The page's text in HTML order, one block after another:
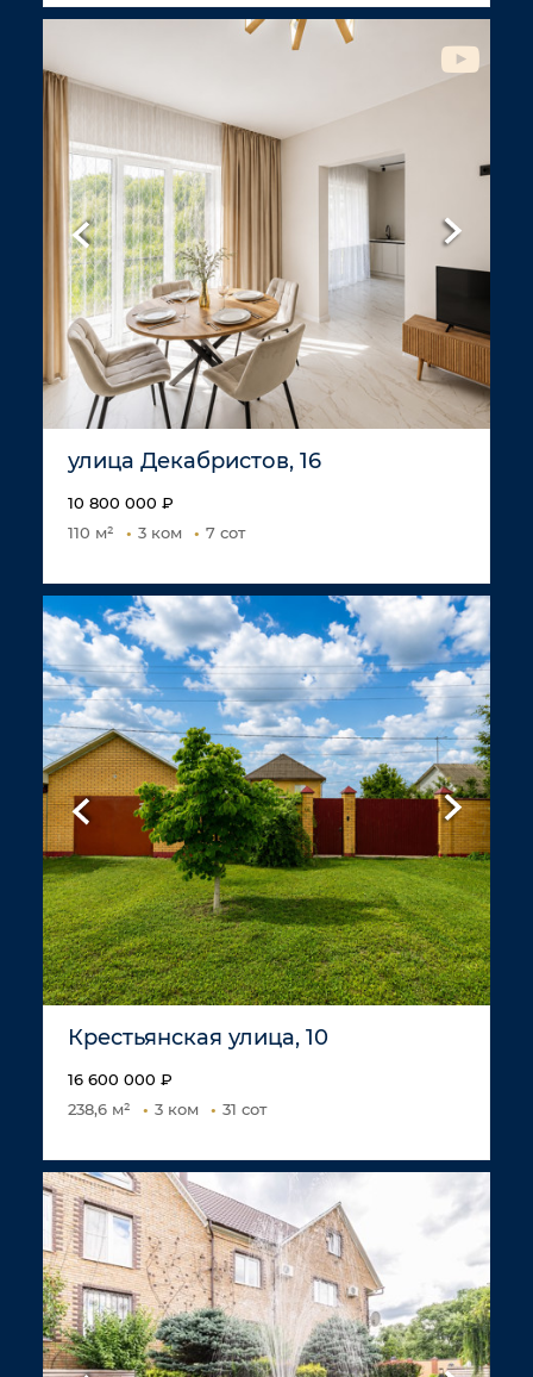
улица Декабристов, 16
10 800 000 ₽
110 м²
3 ком 7 сот
Крестьянская улица, 10
16 600 000 ₽
238,6 м²
3 ком 31 сот